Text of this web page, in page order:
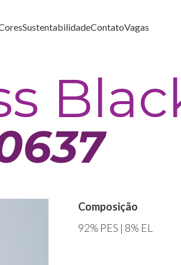
SustentabilidadeContatoVagas
Composição
92% PES | 8% EL